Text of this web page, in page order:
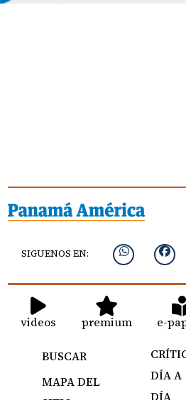
SIGUENOS EN:
videos premium e-
BUSCAR
MAPA DEL
DÍA A
DÍA